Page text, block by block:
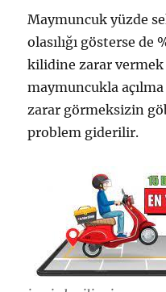
Maymuncuk yüzde
olasılığı gösterse de
kilidine zarar
maymuncukla
zarar görmeksizin
problem giderilir.